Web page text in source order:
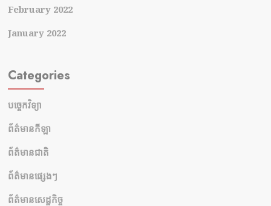
February 2022
January 2022
Categories
បច្ចេកវិទ្យា
ព័ត៌មានកីឡា
ព័ត៌មានជាតិ
ព័ត៌មានផ្សេងៗ
ព័ត៌មានសេដ្ឋកិច្ច